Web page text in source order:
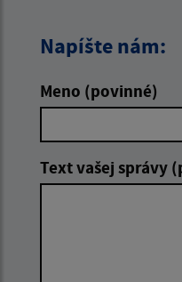
Napíšte nám:
Meno (povinné)
Text vašej správy